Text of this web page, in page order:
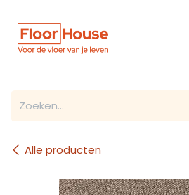
Alle producten